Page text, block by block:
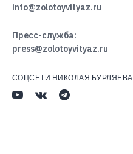
info@zolotoyvityaz.ru
Пресс-служба:
press@zolotoyvityaz.ru
СОЦСЕТИ НИКОЛАЯ БУРЛЯЕВА